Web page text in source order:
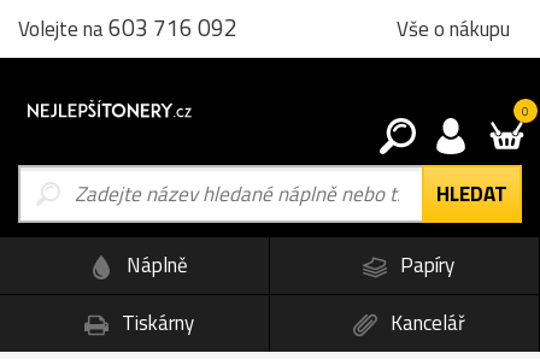
Volejte na603 716 092 Vše o nákupu
0
Náplně
Papíry
Tiskárny
Kancelář